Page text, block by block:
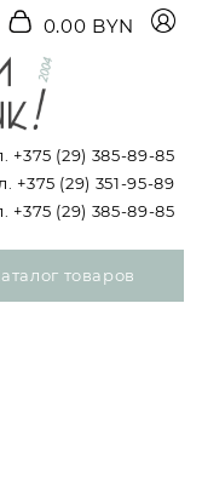
0.00 BYN
+375 (29) 385-89-85
+375 (29) 351-95-89
+375 (29) 385-89-85
товаров